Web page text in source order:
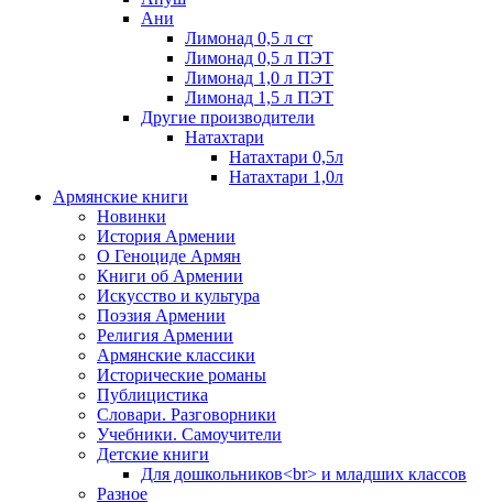
Ани
Лимонад 0,5 л ст
Лимонад 0,5 л ПЭТ
Лимонад 1,0 л ПЭТ
Лимонад 1,5 л ПЭТ
Другие производители
Натахтари
Натахтари 0,5л
Натахтари 1,0л
Армянские книги
Новинки
История Армении
О Геноциде Армян
Книги об Армении
Иcкусство и культура
Поэзия Армении
Религия Армении
Армянские классики
Исторические романы
Публицистика
Словари. Разговорники
Учебники. Самоучители
Детские книги
Для дошкольников<br> и младших классов
Разное